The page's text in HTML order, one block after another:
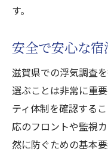
す。
安全で安心な
滋賀県での浮気調査
選ぶことは非常に重
ティ体制を確認する
応のフロントや監視
然に防ぐための基本